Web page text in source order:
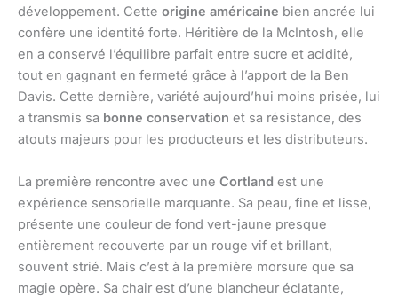
développement. Cette origine américaine bien ancrée lui
confère une identité forte. Héritière de la McIntosh, elle
en a conservé l’équilibre parfait entre sucre et acidité,
tout en gagnant en fermeté grâce à l’apport de la Ben
Davis. Cette dernière, variété aujourd’hui moins prisée, lui
a transmis sa bonne conservation et sa résistance, des
atouts majeurs pour les producteurs et les distributeurs.
La première rencontre avec une Cortland est une
expérience sensorielle marquante. Sa peau, fine et lisse,
présente une couleur de fond vert-jaune presque
entièrement recouverte par un rouge vif et brillant,
souvent strié. Mais c’est à la première morsure que sa
magie opère. Sa chair est d’une blancheur éclatante,